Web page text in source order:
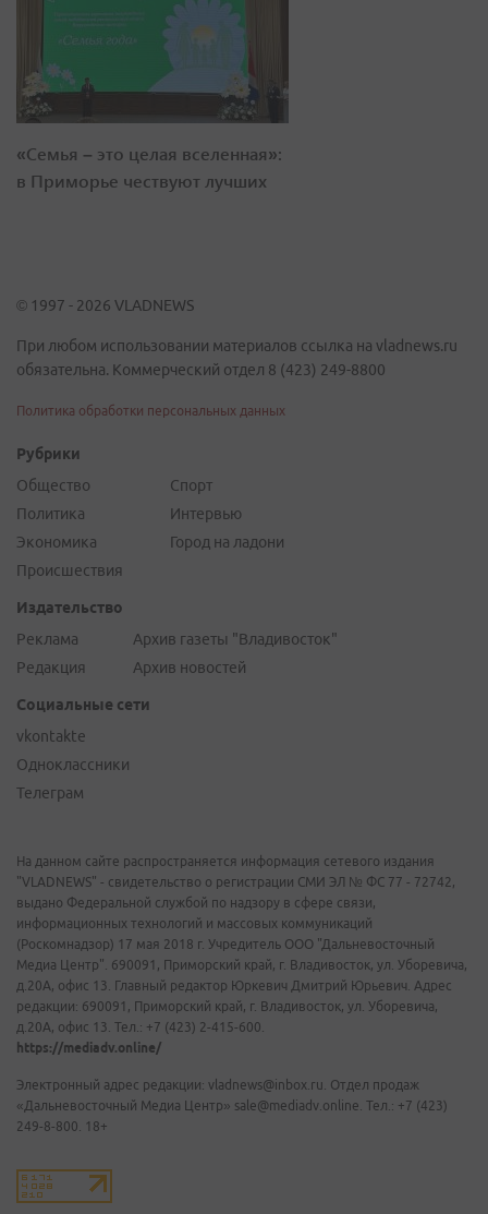
«Семья – это целая вселенная»:
в Приморье чествуют лучших
© 1997 - 2026 VLADNEWS
При любом использовании материалов ссылка на vladnews.ru
обязательна. Коммерческий отдел 8 (423) 249-8800
Политика обработки персональных данных
Рубрики
Общество
Политика
Экономика
Происшествия
Спорт
Интервью
Город на ладони
Издательство
Реклама
Редакция
Архив газеты "Владивосток"
Архив новостей
Социальные сети
vkontakte
Одноклассники
Телеграм
На данном сайте распространяется информация сетевого издания
"VLADNEWS" - свидетельство о регистрации СМИ ЭЛ № ФС 77 - 72742,
выдано Федеральной службой по надзору в сфере связи,
информационных технологий и массовых коммуникаций
(Роскомнадзор) 17 мая 2018 г. Учредитель ООО "Дальневосточный
Медиа Центр". 690091, Приморский край, г. Владивосток, ул. Уборевича,
д.20А, офис 13. Главный редактор Юркевич Дмитрий Юрьевич. Адрес
редакции: 690091, Приморский край, г. Владивосток, ул. Уборевича,
д.20А, офис 13. Тел.: +7 (423) 2-415-600.
https://mediadv.online/
Электронный адрес редакции: vladnews@inbox.ru. Отдел продаж
«Дальневосточный Медиа Центр» sale@mediadv.online. Тел.: +7 (423)
249-8-800. 18+